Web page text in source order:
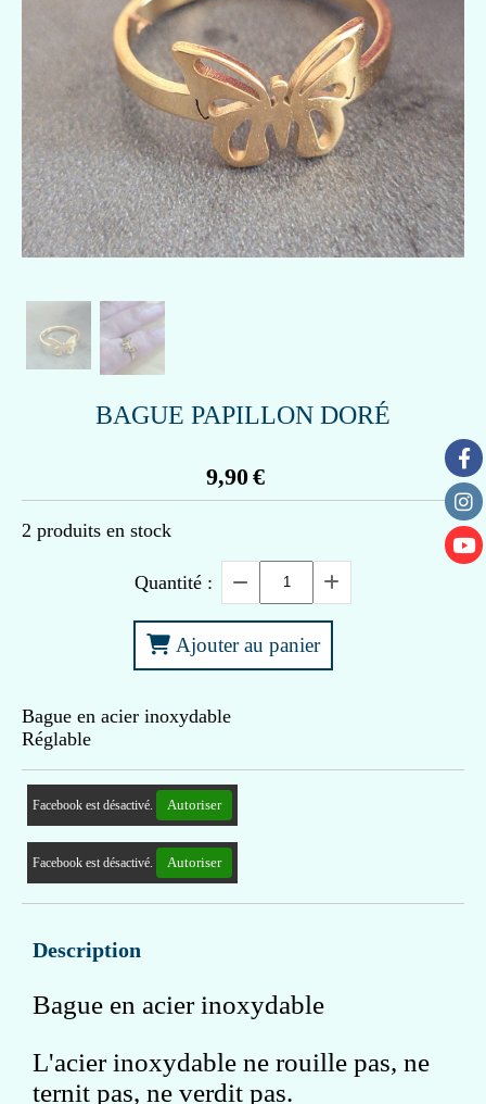
BAGUE PAPILLON DORÉ
9,90€
2 produits en stock
Quantité :
Ajouter au panier
Bague en acier inoxydable
Réglable
Facebook est désactivé. Autoriser
Facebook est désactivé. Autoriser
Description
Bague en acier inoxydable
L'acier inoxydable ne rouille pas, ne
ternit pas, ne verdit pas.